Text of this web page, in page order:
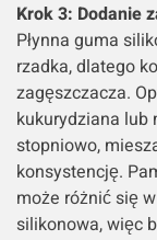
Krok 3: Dodanie
Płynna guma
rzadka, dlatego
zagęszczacza.
kukurydziana lub
stopniowo,
konsystencję.
może różnić się
silikonowa, więc